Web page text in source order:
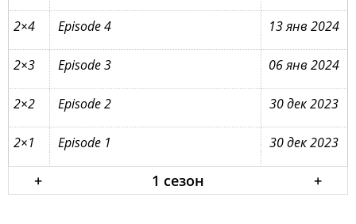
2×4 Episode 4 13 янв 2024
2×3 Episode 3 06 янв 2024
2×2 Episode 2 30 дек 2023
2×1 Episode 1 30 дек 2023
+ 1 сезон +